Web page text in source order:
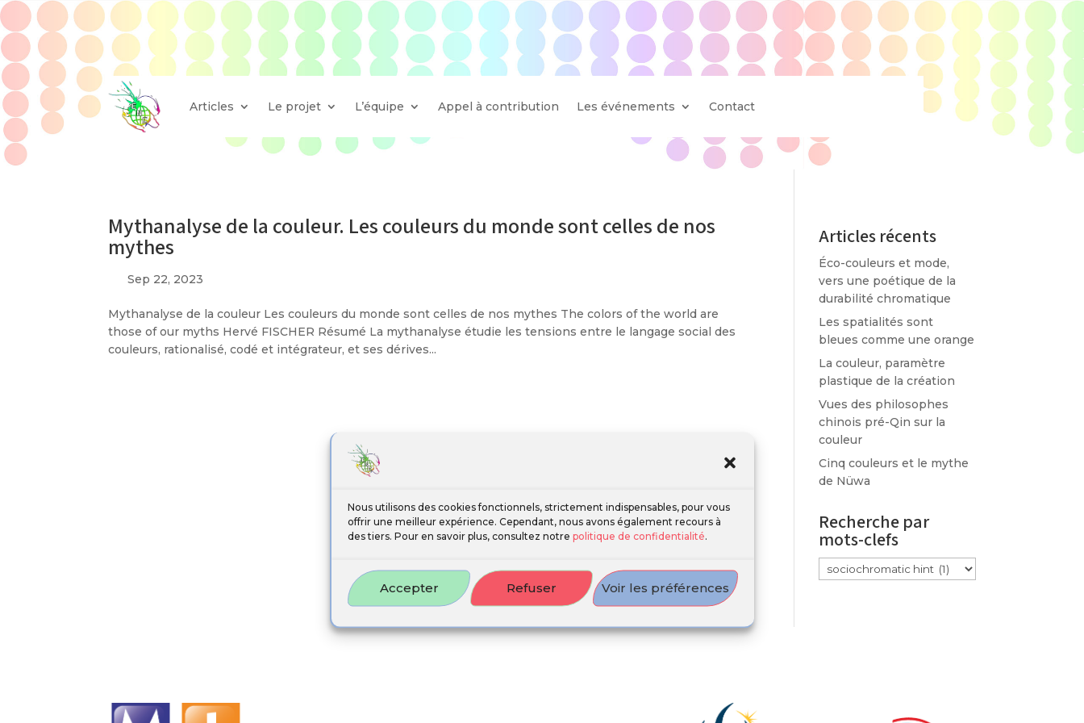
Nous utilisons des cookies fonctionnels, strictement indispensables, pour vous
offrir une meilleur expérience. Cependant, nous avons également recours à
des tiers. Pour en savoir plus, consultez notre politique de confidentialité.
Accepter Refuser Voir les préférences
Articles Le projet L’équipe Appel à contribution Les événements Contact
Mythanalyse de la couleur. Les couleurs du monde sont celles de nos
mythes
Sep 22, 2023
Mythanalyse de la couleur Les couleurs du monde sont celles de nos mythes The colors of the world are
those of our myths Hervé FISCHER Résumé La mythanalyse étudie les tensions entre le langage social des
couleurs, rationalisé, codé et intégrateur, et ses dérives...
Articles récents
Éco-couleurs et mode,
vers une poétique de la
durabilité chromatique
Les spatialités sont
bleues comme une orange
La couleur, paramètre
plastique de la création
Vues des philosophes
chinois pré-Qin sur la
couleur
Cinq couleurs et le mythe
de Nüwa
Recherche par
mots-clefs
Étiquettes